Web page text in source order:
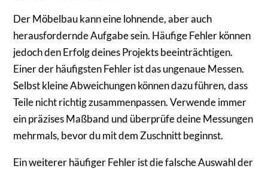
Der Möbelbau kann eine lohnende, aber auch
herausfordernde Aufgabe sein. Häufige Fehler können
jedoch den Erfolg deines Projekts beeinträchtigen.
Einer der häufigsten Fehler ist das ungenaue Messen.
Selbst kleine Abweichungen können dazu führen, dass
Teile nicht richtig zusammenpassen. Verwende immer
ein präzises Maßband und überprüfe deine Messungen
mehrmals, bevor du mit dem Zuschnitt beginnst.
Ein weiterer häufiger Fehler ist die falsche Auswahl der